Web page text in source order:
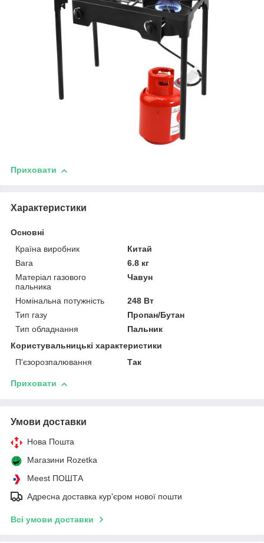
Приховати
Характеристики
Основні
Країна виробник
Китай
Вага
6.8 кг
Матеріал газового
пальника
Чавун
Номінальна потужність
248 Вт
Тип газу
Пропан/Бутан
Тип обладнання
Пальник
Користувальницькі характеристики
П'єзорозпалювання
Так
Приховати
Умови доставки
Нова Пошта
Магазини Rozetka
Meest ПОШТА
Адресна доставка кур'єром нової пошти
Всі умови доставки